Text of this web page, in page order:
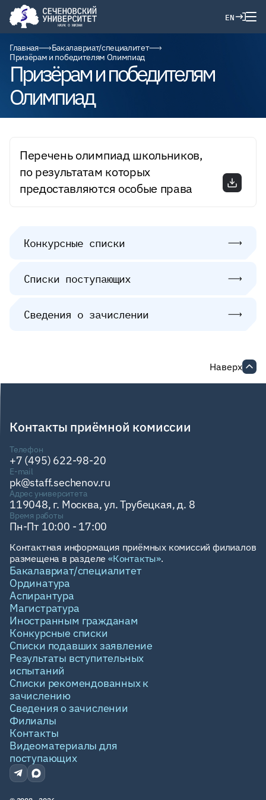
EN
Главная
Бакалавриат/специалитет
Призёрам и победителям Олимпиад
Призёрам и победителям
Олимпиад
Перечень олимпиад школьников,
по результатам которых
предоставляются особые права
Конкурсные списки
Списки поступающих
Сведения о зачислении
Наверх
Контакты приёмной комиссии
Телефон
+7 (495) 622-98-20
E-mail
pk@staff.sechenov.ru
Адрес университета
119048, г. Москва, ул. Трубецкая, д. 8
Время работы
Пн-Пт 10:00 - 17:00
Контактная информация приёмных комиссий филиалов
размещена в разделе«Контакты».
Бакалавриат/специалитет
Ординатура
Аспирантура
Магистратура
Иностранным гражданам
Конкурсные списки
Списки подавших заявление
Результаты вступительных
испытаний
Списки рекомендованных к
зачислению
Сведения о зачислении
Филиалы
Контакты
Видеоматериалы для
поступающих